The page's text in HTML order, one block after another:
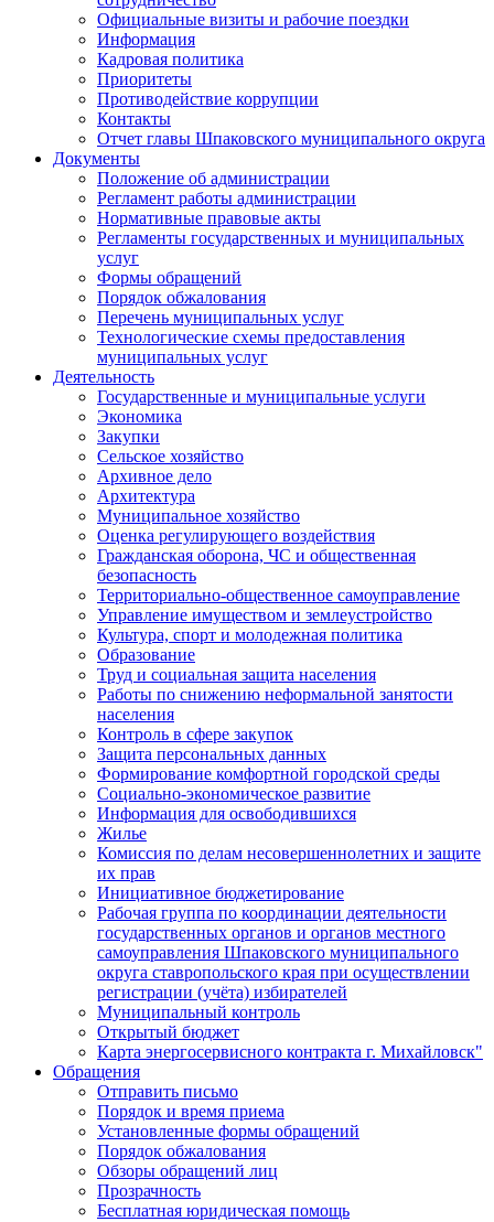
Официальные визиты и рабочие поездки
Информация
Кадровая политика
Приоритеты
Противодействие коррупции
Контакты
Отчет главы Шпаковского муниципального округа
Документы
Положение об администрации
Регламент работы администрации
Нормативные правовые акты
Регламенты государственных и муниципальных
услуг
Формы обращений
Порядок обжалования
Перечень муниципальных услуг
Технологические схемы предоставления
муниципальных услуг
Деятельность
Государственные и муниципальные услуги
Экономика
Закупки
Сельское хозяйство
Архивное дело
Архитектура
Муниципальное хозяйство
Оценка регулирующего воздействия
Гражданская оборона, ЧС и общественная
безопасность
Территориально-общественное самоуправление
Управление имуществом и землеустройство
Культура, спорт и молодежная политика
Образование
Труд и социальная защита населения
Работы по снижению неформальной занятости
населения
Контроль в сфере закупок
Защита персональных данных
Формирование комфортной городской среды
Социально-экономическое развитие
Информация для освободившихся
Жилье
Комиссия по делам несовершеннолетних и защите
их прав
Инициативное бюджетирование
Рабочая группа по координации деятельности
государственных органов и органов местного
самоуправления Шпаковского муниципального
округа ставропольского края при осуществлении
регистрации (учёта) избирателей
Муниципальный контроль
Открытый бюджет
Карта энергосервисного контракта г. Михайловск"
Обращения
Отправить письмо
Порядок и время приема
Установленные формы обращений
Порядок обжалования
Обзоры обращений лиц
Прозрачность
Бесплатная юридическая помощь